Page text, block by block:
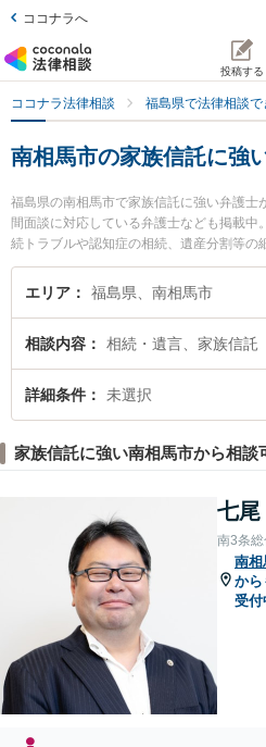
ココナラへ
投稿する
ココナラ法律相談 福島県で法律相談
南相馬市の家族信託に強
福島県の南相馬市で家族信託に強い弁護士
間面談に対応している弁護士なども掲載中
続トラブルや認知症の相続、遺産分割等の
便利です。特にひばり法律事務所の西山
士費用、強みなどが注目されています。『
談できる南相馬市内の弁護士に相談予約し
おすすめです。
エリア 福島県、南相馬市
相談内容 相続・遺言、家族信託
詳細条件 未選択
家族信託に強い南相馬市から相談
七尾
南3条
南相
から
受付